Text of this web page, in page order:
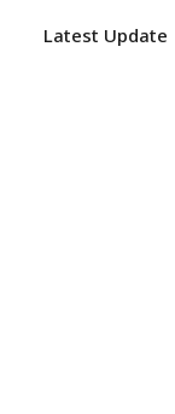
Latest Update